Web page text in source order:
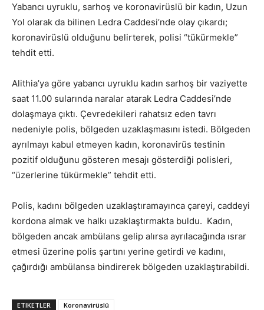
Yabancı uyruklu, sarhoş ve koronavirüslü bir kadın, Uzun
Yol olarak da bilinen Ledra Caddesi’nde olay çıkardı;
koronavirüslü olduğunu belirterek, polisi “tükürmekle”
tehdit etti.
Alithia’ya göre yabancı uyruklu kadın sarhoş bir vaziyette
saat 11.00 sularında naralar atarak Ledra Caddesi’nde
dolaşmaya çıktı. Çevredekileri rahatsız eden tavrı
nedeniyle polis, bölgeden uzaklaşmasını istedi. Bölgeden
ayrılmayı kabul etmeyen kadın, koronavirüs testinin
pozitif olduğunu gösteren mesajı gösterdiği polisleri,
“üzerlerine tükürmekle” tehdit etti.
Polis, kadını bölgeden uzaklaştıramayınca çareyi, caddeyi
kordona almak ve halkı uzaklaştırmakta buldu. Kadın,
bölgeden ancak ambülans gelip alırsa ayrılacağında ısrar
etmesi üzerine polis şartını yerine getirdi ve kadını,
çağırdığı ambülansa bindirerek bölgeden uzaklaştırabildi.
ETIKETLER Koronavirüslü